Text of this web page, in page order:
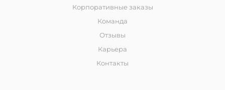
Корпоративные заказы
Команда
Отзывы
Карьера
Контакты